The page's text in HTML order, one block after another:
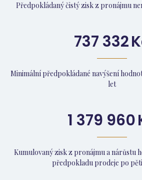
Předpokládaný čistý zisk z pronájmu
737 332
Minimální předpokládané navýšení
let
1 379 960
Kumulovaný zisk z pronájmu a nárůstu
předpokladu prodeje po